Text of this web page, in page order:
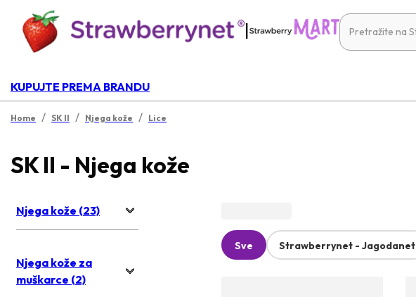
|
KUPUJTE PREMA BRANDU
Home / SK II / Njega kože / Lice
SK II - Njega kože
Njega kože (23)
Njega kože za
muškarce (2)
Sve Strawberrynet - Jagodanet